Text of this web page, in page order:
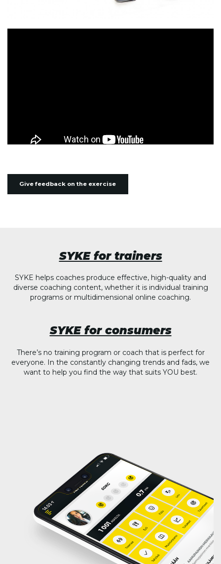
Give feedback on the exercise
SYKE for trainers
SYKE helps coaches produce effective, high-quality and
diverse coaching content, whether it is individual training
programs or multidimensional online coaching.
SYKE for consumers
There’s no training program or coach that is perfect for
everyone. In the constantly changing trends and fads, we
want to help you find the way that suits YOU best.